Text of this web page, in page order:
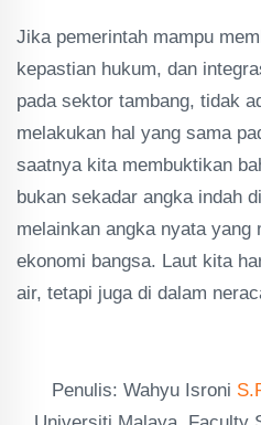
Jika pemerintah mampu
kepastian hukum, dan
pada sektor tambang, tidak
melakukan hal yang sama
saatnya kita membuktikan
bukan sekadar angka indah
melainkan angka nyata yang
ekonomi bangsa. Laut kita
air, tetapi juga di dalam
Penulis: Wahyu Isroni